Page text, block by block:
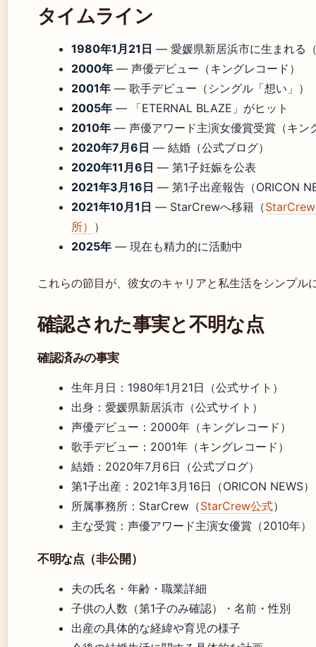
タイムライン
1980年1月21日 ― 愛媛県新居浜市に生まれる
2000年 ― 声優デビュー（キングレコード）
2001年 ― 歌手デビュー（シングル「想い」）
2005年 ― 「ETERNAL BLAZE」がヒット
2010年 ― 声優アワード主演女優賞受賞（キン
2020年7月6日 ― 結婚（公式ブログ）
2020年11月6日 ― 第1子妊娠を公表
2021年3月16日 ― 第1子出産報告（ORICON
2021年10月1日 ― StarCrewへ移籍（
所） ）
2025年 ― 現在も精力的に活動中
これらの節目が、彼女のキャリアと私生活をシンプル
確認された事実と不明な点
確認済みの事実
生年月日：1980年1月21日（公式サイト）
出身：愛媛県新居浜市（公式サイト）
声優デビュー：2000年（キングレコード）
歌手デビュー：2001年（キングレコード）
結婚：2020年7月6日（公式ブログ）
第1子出産：2021年3月16日（ORICON NEWS）
所属事務所：StarCrew（StarCrew公式）
主な受賞：声優アワード主演女優賞（2010年
不明な点（非公開）
夫の氏名・年齢・職業詳細
子供の人数（第1子のみ確認）・名前・性別
出産の具体的な経緯や育児の様子